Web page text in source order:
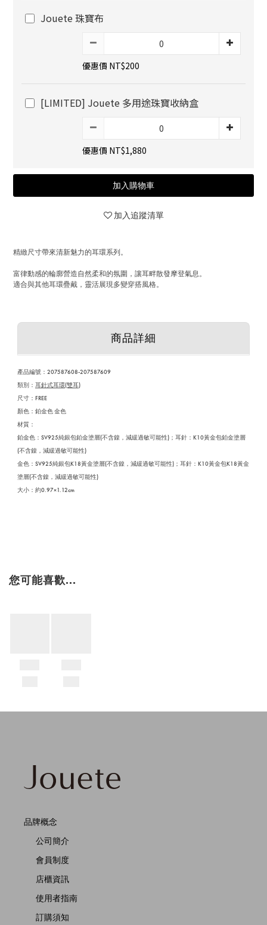
Jouete 珠寶布
優惠價 NT$200
[LIMITED] Jouete 多用途珠寶收納盒
優惠價 NT$1,880
加入購物車
加入追蹤清單
精緻尺寸帶來清新魅力的耳環系列。
富律動感的輪廓營造自然柔和的氛圍，讓耳畔散發摩登氣息。
適合與其他耳環疊戴，靈活展現多變穿搭風格。
商品詳細
產品編號 ：207587608-207587609
類別： 耳針式耳環(雙耳)
尺寸：FREE
顏色：鉑金色 金色
材質：
鉑金色：SV925純銀包鉑金塗層(不含鎳，減緩過敏可能性)；耳針：K10黃金包鉑金塗層
(不含鎳，減緩過敏可能性)
金色：SV925純銀包K18黃金塗層(不含鎳，減緩過敏可能性)；耳針：K10黃金包K18黃金
塗層(不含鎳，減緩過敏可能性)
大小：約0.97×1.12cm
您可能喜歡...
品牌概念
公司簡介
會員制度
店櫃資訊
使用者指南
訂購須知